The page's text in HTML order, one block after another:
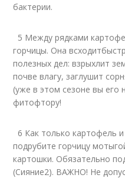
бактерии.
5 Между рядками
горчицы. Она
полезных дел: взрыхлит
почве влагу, заглушит
(уже в этом сезоне вы его
фитофтору!
6 Как только картофель
подрубите горчицу
картошки. Обязательно
(Сияние2). ВАЖНО! Не